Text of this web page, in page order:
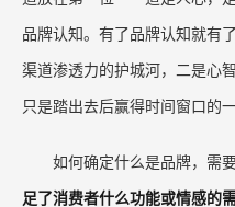
性，企业能在规律中有
不错了。
今天我们所面对的问题，
一个消费品品牌，最大的算法
本。《孙子兵法》开篇讲了五